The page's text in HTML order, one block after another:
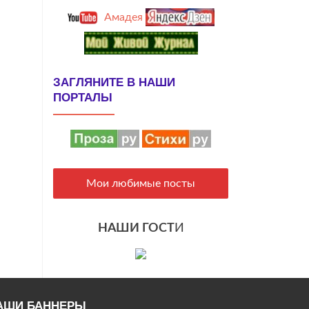
Амадея
ЗАГЛЯНИТЕ В НАШИ
ПОРТАЛЫ
Мои любимые посты
НАШИ ГОСТИ
БАННЕРЫ